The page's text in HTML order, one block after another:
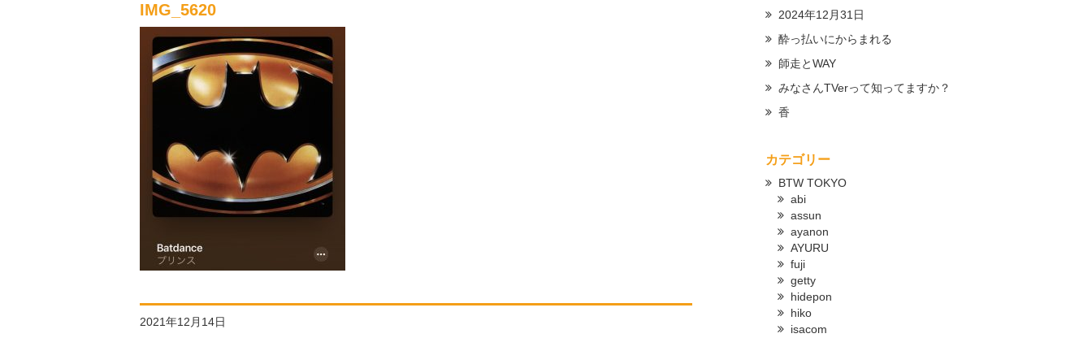
IMG_5620
2021年12月14日
2024年12月31日
酔っ払いにからまれる
師走とWAY
みなさんTVerって知ってますか？
香
カテゴリー
BTW TOKYO
abi
assun
ayanon
AYURU
fuji
getty
hidepon
hiko
isacom